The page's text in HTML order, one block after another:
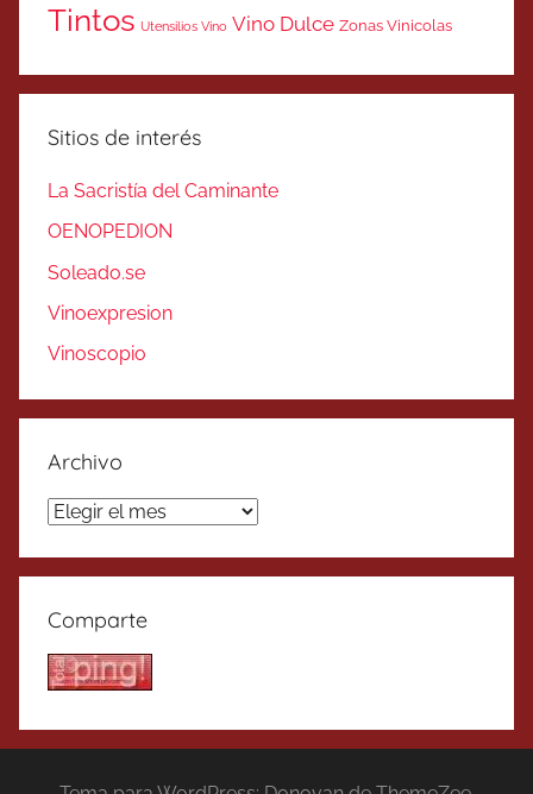
Tintos Utensilios Vino Vino Dulce Zonas Vinicolas
Sitios de interés
La Sacristía del Caminante
OENOPEDION
Soleado.se
Vinoexpresion
Vinoscopio
Archivo
Archivo
Comparte